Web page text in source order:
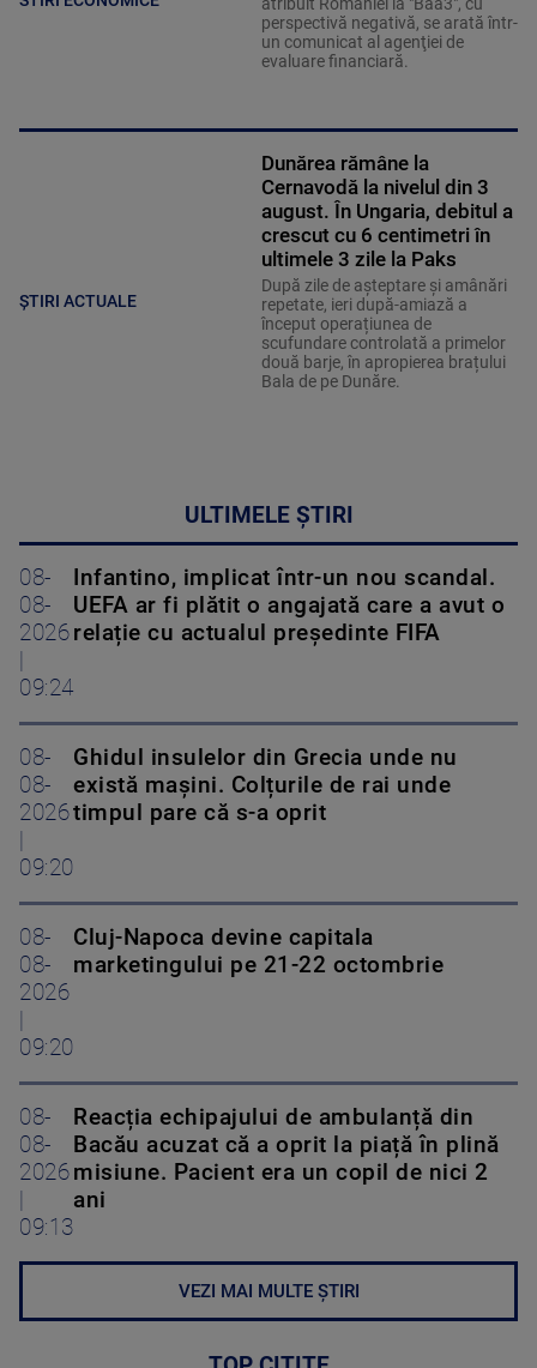
perspectivă negativă, se arată într-
un comunicat al agenţiei de
evaluare financiară.
ȘTIRI ACTUALE
Dunărea rămâne la
Cernavodă la nivelul din 3
august. În Ungaria, debitul a
crescut cu 6 centimetri în
ultimele 3 zile la Paks
După zile de așteptare și amânări
repetate, ieri după-amiază a
început operațiunea de
scufundare controlată a primelor
două barje, în apropierea brațului
Bala de pe Dunăre.
ULTIMELE ȘTIRI
08-
08-
2026
09:24
Infantino, implicat într-un nou scandal.
UEFA ar fi plătit o angajată care a avut o
relație cu actualul președinte FIFA
08-
08-
2026
09:20
Ghidul insulelor din Grecia unde nu
există mașini. Colțurile de rai unde
timpul pare că s-a oprit
08-
08-
2026
09:20
Cluj-Napoca devine capitala
marketingului pe 21-22 octombrie
08-
08-
2026
09:13
Reacția echipajului de ambulanță din
Bacău acuzat că a oprit la piață în plină
misiune. Pacient era un copil de nici 2
ani
VEZI MAI MULTE ȘTIRI